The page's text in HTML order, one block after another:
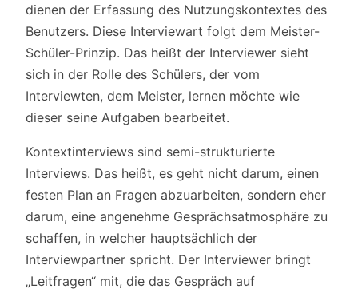
dienen der Erfassung des Nutzungskontextes des
Benutzers. Diese Interviewart folgt dem Meister-
Schüler-Prinzip. Das heißt der Interviewer sieht
sich in der Rolle des Schülers, der vom
Interviewten, dem Meister, lernen möchte wie
dieser seine Aufgaben bearbeitet.
Kontextinterviews sind semi-strukturierte
Interviews. Das heißt, es geht nicht darum, einen
festen Plan an Fragen abzuarbeiten, sondern eher
darum, eine angenehme Gesprächsatmosphäre zu
schaffen, in welcher hauptsächlich der
Interviewpartner spricht. Der Interviewer bringt
„Leitfragen“ mit, die das Gespräch auf